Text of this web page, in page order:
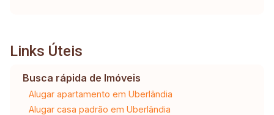
Links Úteis
Busca rápida de Imóveis
Alugar apartamento em Uberlândia
Alugar casa padrão em Uberlândia